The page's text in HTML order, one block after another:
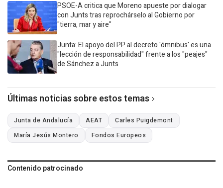
PSOE-A critica que Moreno apueste por dialogar
con Junts tras reprochárselo al Gobierno por
"tierra, mar y aire"
Junta: El apoyo del PP al decreto 'ómnibus' es una
"lección de responsabilidad" frente a los "peajes"
de Sánchez a Junts
Últimas noticias sobre estos temas
Junta de Andalucía AEAT
Carles Puigdemont
María Jesús Montero
Fondos Europeos
Contenido patrocinado